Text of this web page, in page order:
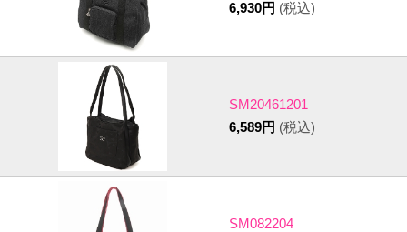
6,930円 (税込)
SM20461201
6,589円 (税込)
SM082204